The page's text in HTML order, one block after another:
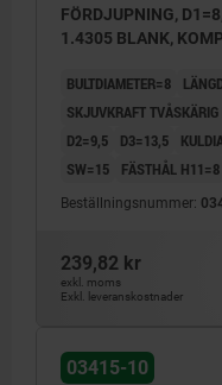
FÖRDJUPNING,
1.4305 BLANK,
BULTDIAMETER=8
SKJUVKRAFT
D2=9,5
D3=13,5
SW=15
FÄSTHÅL H11=8
Beställningsnummer:
239,82 kr
exkl. moms
Exkl. leveranskostnader
03415-10